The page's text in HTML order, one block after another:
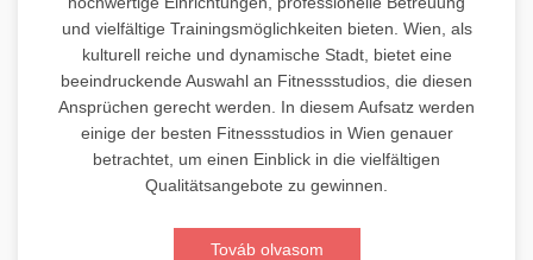
und vielfältige Trainingsmöglichkeiten bieten. Wien, als
kulturell reiche und dynamische Stadt, bietet eine
beeindruckende Auswahl an Fitnessstudios, die diesen
Ansprüchen gerecht werden. In diesem Aufsatz werden
einige der besten Fitnessstudios in Wien genauer
betrachtet, um einen Einblick in die vielfältigen
Qualitätsangebote zu gewinnen.
Továb olvasom